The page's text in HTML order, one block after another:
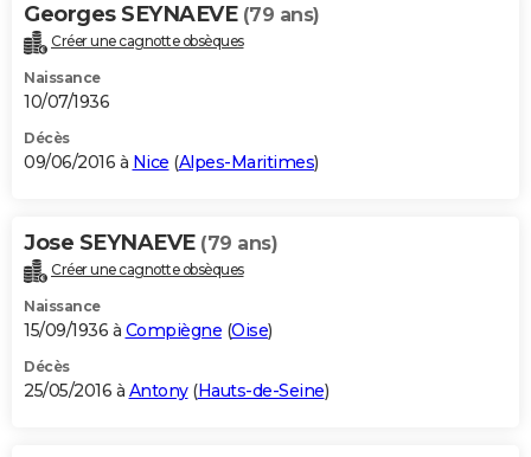
Georges SEYNAEVE (79 ans)
Créer une cagnotte obsèques
Naissance
10/07/1936
Décès
09/06/2016 à Nice (Alpes-Maritimes)
Jose SEYNAEVE (79 ans)
Créer une cagnotte obsèques
Naissance
15/09/1936 à Compiègne (Oise)
Décès
25/05/2016 à Antony(Hauts-de-Seine)